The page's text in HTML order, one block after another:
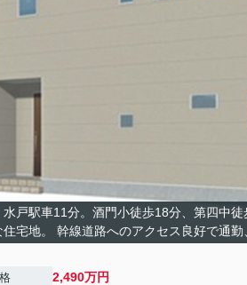
水戸駅車11分。酒門小徒歩18分、第四中
住宅地。 幹線道路へのアクセス良好で通勤
2,490万円